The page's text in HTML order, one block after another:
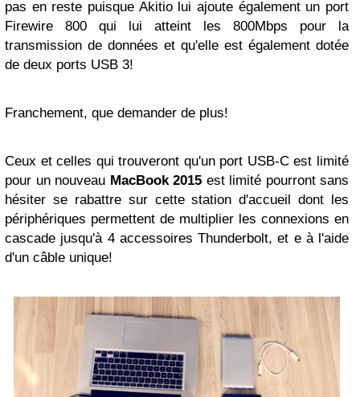
pas en reste puisque Akitio lui ajoute également un port
Firewire 800 qui lui atteint les 800Mbps pour la
transmission de données et qu'elle est également dotée
de deux ports USB 3!
Franchement, que demander de plus!
Ceux et celles qui trouveront qu'un port USB-C est limité
pour un nouveau MacBook 2015 est limité pourront sans
hésiter se rabattre sur cette station d'accueil dont les
périphériques permettent de multiplier les connexions en
cascade jusqu'à 4 accessoires Thunderbolt, et e à l'aide
d'un câble unique!